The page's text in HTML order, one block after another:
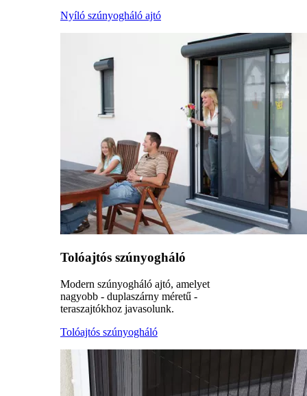
Nyíló szúnyogháló ajtó
Tolóajtós szúnyogháló
Modern szúnyogháló ajtó, amelyet
nagyobb - duplaszárny méretű -
teraszajtókhoz javasolunk.
Tolóajtós szúnyogháló